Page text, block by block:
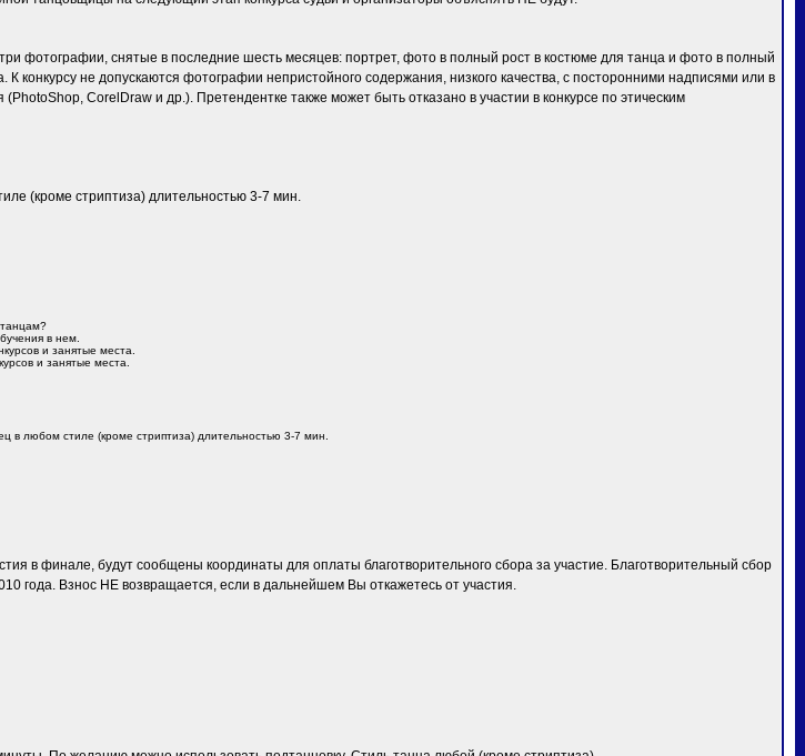
фотографии, снятые в последние шесть месяцев: портрет, фото в полный рост в костюме для танца и фото в полный
конкурсу не допускаются фотографии непристойного содержания, низкого качества, с посторонними надписями или в
CorelDraw и др.). Претендентке также может быть отказано в участии в конкурсе по этическим
(кроме стриптиза) длительностью 3-7 мин.
в нем.
и занятые места.
и занятые места.
в любом стиле (кроме стриптиза) длительностью 3-7 мин.
в финале, будут сообщены координаты для оплаты благотворительного сбора за участие. Благотворительный сбор
года. Взнос НЕ возвращается, если в дальнейшем Вы откажетесь от участия.